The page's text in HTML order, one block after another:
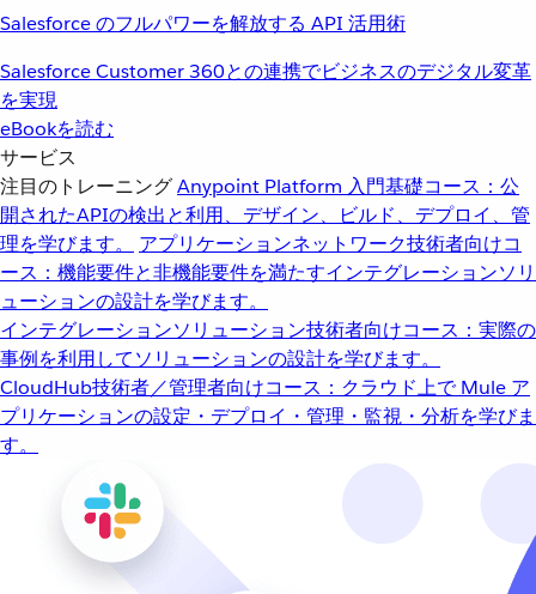
Salesforce のフルパワーを解放する API 活用術
Salesforce Customer 360との連携でビジネスのデジタル変革
を実現
eBookを読む
サービス
注目のトレーニングAnypoint Platform 入門基礎コース：公
開されたAPIの検出と利用、デザイン、ビルド、デプロイ、管
理を学びます。
アプリケーションネットワーク技術者向けコ
ース：機能要件と非機能要件を満たすインテグレーションソリ
ューションの設計を学びます。
インテグレーションソリューション技術者向けコース：実際の
事例を利用してソリューションの設計を学びます。
CloudHub技術者／管理者向けコース：クラウド上で Mule ア
プリケーションの設定・デプロイ・管理・監視・分析を学びま
す。